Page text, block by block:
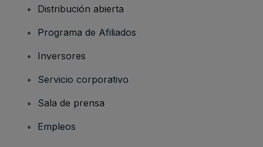
Distribución abierta
Programa de Afiliados
Inversores
Servicio corporativo
Sala de prensa
Empleos